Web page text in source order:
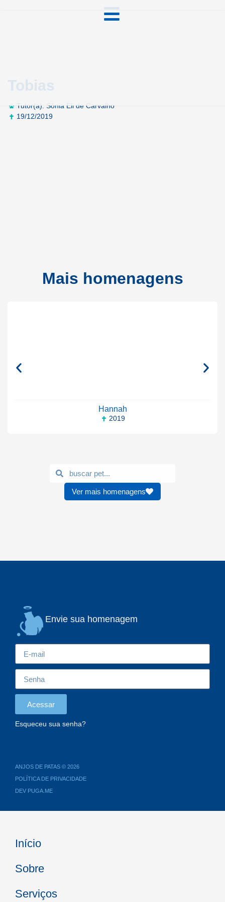
Tobias
Tutor(a): Sônia Eli de Carvalho
19/12/2019
Mais homenagens
Hannah
2019
Ver mais homenagens
ANJOS DE PATAS © 2026
POLÍTICA DE PRIVACIDADE
DEV PUGA.ME
Envie sua homenagem
Acessar
Esqueceu sua senha?
Início
Sobre
Serviços